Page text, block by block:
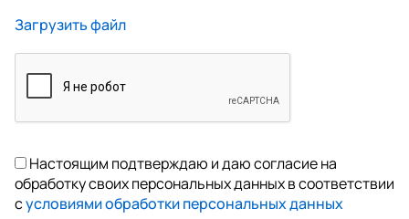
Загрузить файл
Настоящим подтверждаю и даю согласие на
обработку своих персональных данных в соответствии
сусловиями обработки персональных данных